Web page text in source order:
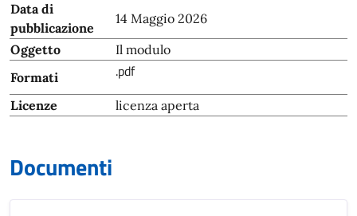
Data di
pubblicazione
14 Maggio 2026
Oggetto
Il modulo
Formati
.pdf
Licenze licenza aperta
Documenti